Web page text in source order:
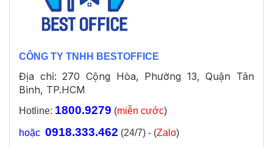
CÔNG TY TNHH BESTOFFICE
Địa chỉ: 270 Cộng Hòa, Phường 13, Quận Tân
Bình, TP.HCM
Hotline: 1800.9279 (miễn cước)
hoặc 0918.333.462 (24/7) - (Zalo)